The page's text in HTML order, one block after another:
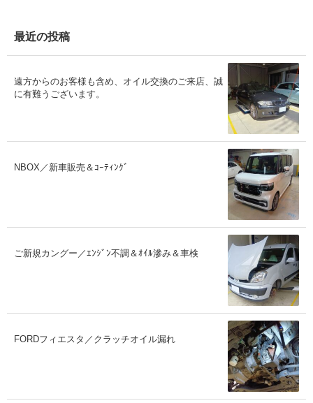
ブ
最近の投稿
遠方からのお客様も含め、オイル交換のご来店、誠
に有難うございます。
NBOX／新車販売＆ｺｰﾃｨﾝｸﾞ
ご新規カングー／ｴﾝｼﾞﾝ不調＆ｵｲﾙ滲み＆車検
FORDフィエスタ／クラッチオイル漏れ